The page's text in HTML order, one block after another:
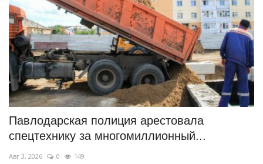
Павлодарская полиция арестовала
спецтехнику за многомиллионный...
Авг 3, 2026 0 149